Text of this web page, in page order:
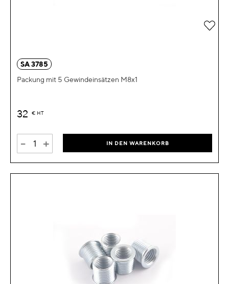
SA 3785
Packung mit 5 Gewindeinsätzen M8x1
32 € HT
- + IN DEN WARENKORB
Zur